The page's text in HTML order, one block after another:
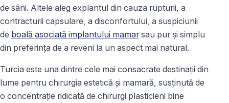
de sâni. Altele aleg explantul din cauza rupturii, a
contracturii capsulare, a disconfortului, a suspiciunii
de boală asociată implantului mamarsau pur și simplu
din preferința de a reveni la un aspect mai natural.
Turcia este una dintre cele mai consacrate destinații din
lume pentru chirurgia estetică și mamară, susținută de
o concentrație ridicată de chirurgi plasticieni bine